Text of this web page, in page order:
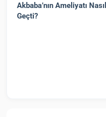
Akbaba’nın Ameliyatı Nasıl
Geçti?